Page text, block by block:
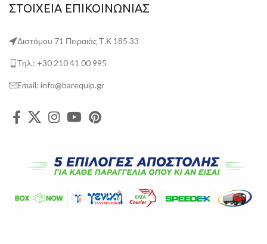
ΣΤΟΙΧΕΙΑ ΕΠΙΚΟΙΝΩΝΙΑΣ
Διστόμου 71 Πειραιάς Τ.Κ 185 33
Τηλ.: +30 210 41 00 995
Email: info@barequip.gr